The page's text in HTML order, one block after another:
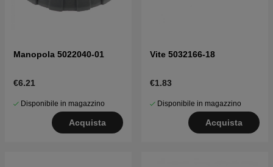
Manopola 5022040-01
€6.21
Disponibile in magazzino
Acquista
Vite 5032166-18
€1.83
Disponibile in magazzino
Acquista